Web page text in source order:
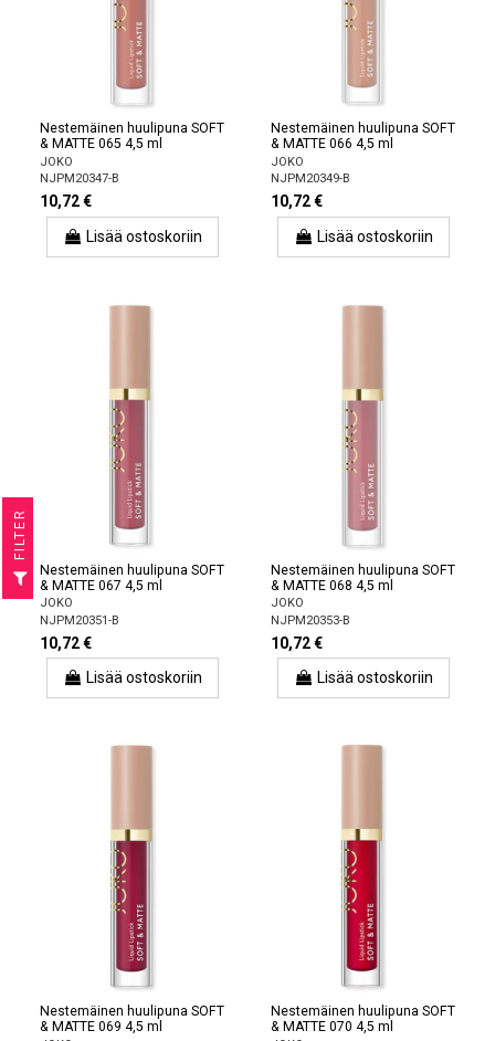
Nestemäinen huulipuna SOFT
& MATTE 065 4,5 ml
JOKO
NJPM20347-B
10,72 €
Lisää ostoskoriin
Nestemäinen huulipuna SOFT
& MATTE 066 4,5 ml
JOKO
NJPM20349-B
10,72 €
Lisää ostoskoriin
Nestemäinen huulipuna SOFT
& MATTE 067 4,5 ml
JOKO
NJPM20351-B
10,72 €
Lisää ostoskoriin
Nestemäinen huulipuna SOFT
& MATTE 068 4,5 ml
JOKO
NJPM20353-B
10,72 €
Lisää ostoskoriin
Nestemäinen huulipuna SOFT
& MATTE 069 4,5 ml
Nestemäinen huulipuna SOFT
& MATTE 070 4,5 ml
R